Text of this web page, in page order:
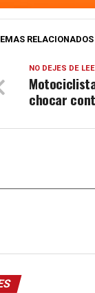
RELACIONADOS
NO DEJES DE
chocar